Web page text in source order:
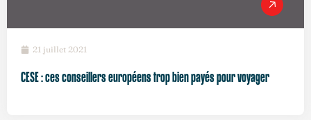
21 juillet 2021
CESE : ces conseillers européens trop bien payés pour voyager